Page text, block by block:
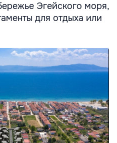
Эгейского моря,
для отдыха или